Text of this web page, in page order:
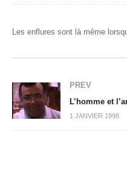
Les enflures sont là même
PREV
L’homme et
1 JANVIER 1998